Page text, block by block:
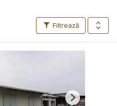
Filtrează
Next